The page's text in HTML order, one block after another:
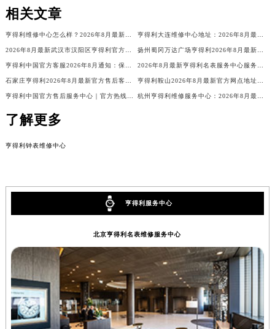
相关文章
了解更多
亨得利钟表维修中心
亨得利服务中心
北京亨得利名表维修服务中心